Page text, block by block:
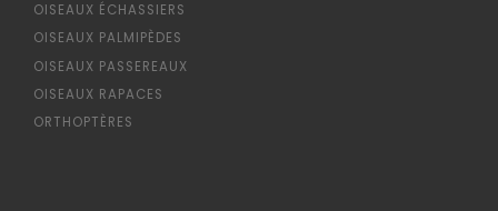
OISEAUX ÉCHASSIERS
OISEAUX PALMIPÈDES
OISEAUX PASSEREAUX
OISEAUX RAPACES
ORTHOPTÈRES